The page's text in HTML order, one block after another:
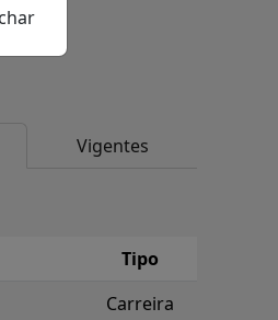
Vigentes
Tipo
Carreira